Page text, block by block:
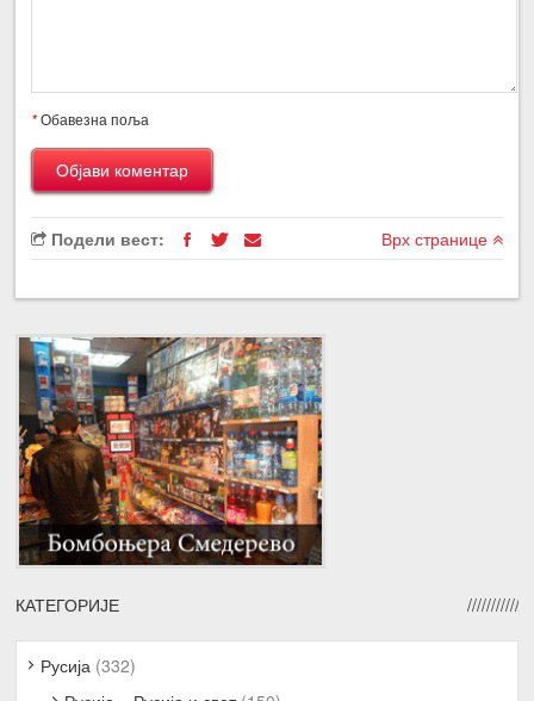
*Обавезна поља
Подели вест: Врх странице
КАТЕГОРИЈЕ
Русија (332)